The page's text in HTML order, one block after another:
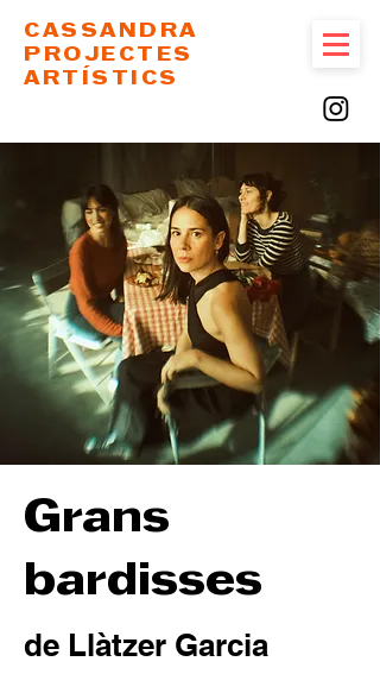
CASSANDRA
PROJECTES
ARTÍSTICS
Grans
bardisses
de Llàtzer Garcia